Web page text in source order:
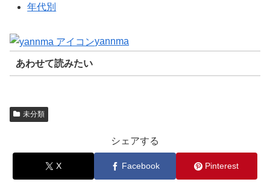
年代別
yannma
あわせて読みたい
未分類
シェアする
X Facebook Pinterest